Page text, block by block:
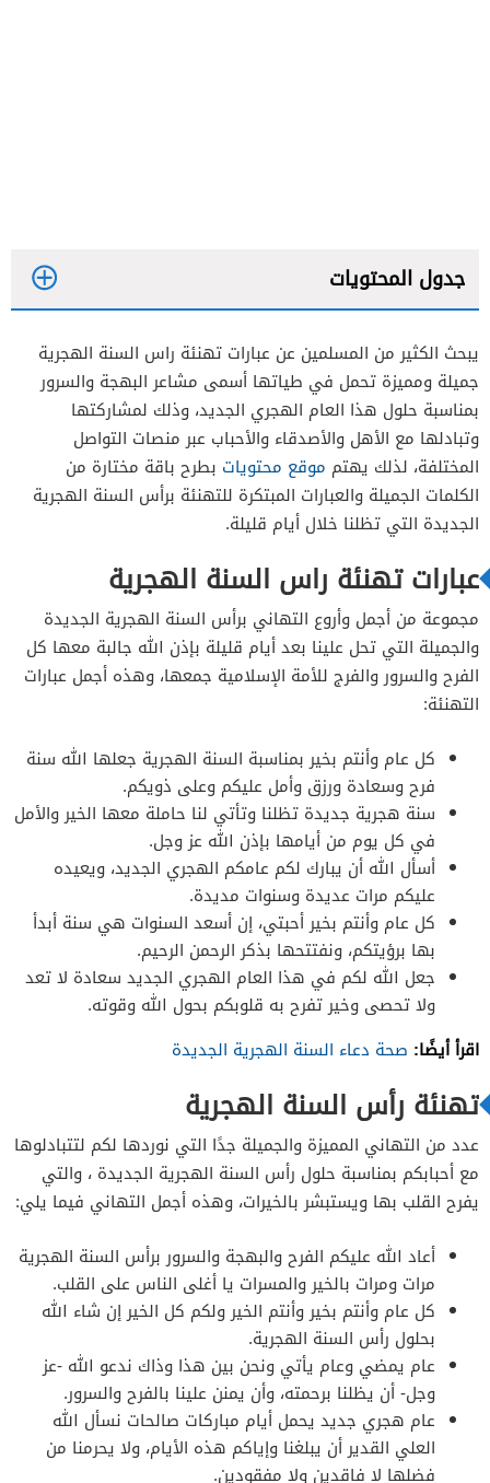
جدول المحتويات
يبحث الكثير من المسلمين عن عبارات تهنئة راس السنة الهجرية
جميلة ومميزة تحمل في طياتها أسمى مشاعر البهجة والسرور
بمناسبة حلول هذا العام الهجري الجديد، وذلك لمشاركتها
وتبادلها مع الأهل والأصدقاء والأحباب عبر منصات التواصل
المختلفة، لذلك يهتم موقع محتويات بطرح باقة مختارة من
الكلمات الجميلة والعبارات المبتكرة للتهنئة برأس السنة الهجرية
الجديدة التي تظلنا خلال أيام قليلة.
عبارات تهنئة راس السنة الهجرية
مجموعة من أجمل وأروع التهاني برأس السنة الهجرية الجديدة
والجميلة التي تحل علينا بعد أيام قليلة بإذن الله جالبة معها كل
الفرح والسرور والفرج للأمة الإسلامية جمعها، وهذه أجمل عبارات
التهنئة:
كل عام وأنتم بخير بمناسبة السنة الهجرية جعلها الله سنة
فرح وسعادة ورزق وأمل عليكم وعلى ذويكم.
سنة هجرية جديدة تظلنا وتأتي لنا حاملة معها الخير والأمل
في كل يوم من أيامها بإذن الله عز وجل.
أسأل الله أن يبارك لكم عامكم الهجري الجديد، ويعيده
عليكم مرات عديدة وسنوات مديدة.
كل عام وأنتم بخير أحبتي، إن أسعد السنوات هي سنة أبدأ
بها برؤيتكم، ونفتتحها بذكر الرحمن الرحيم.
جعل الله لكم في هذا العام الهجري الجديد سعادة لا تعد
ولا تحصى وخير تفرح به قلوبكم بحول الله وقوته.
اقرأ أيضًا: صحة دعاء السنة الهجرية الجديدة
تهنئة رأس السنة الهجرية
عدد من التهاني المميزة والجميلة جدًا التي نوردها لكم لتتبادلوها
مع أحبابكم بمناسبة حلول رأس السنة الهجرية الجديدة ، والتي
يفرح القلب بها ويستبشر بالخيرات، وهذه أجمل التهاني فيما يلي:
أعاد الله عليكم الفرح والبهجة والسرور برأس السنة الهجرية
مرات ومرات بالخير والمسرات يا أغلى الناس على القلب.
كل عام وأنتم بخير وأنتم الخير ولكم كل الخير إن شاء الله
بحلول رأس السنة الهجرية.
عام يمضي وعام يأتي ونحن بين هذا وذاك ندعو الله -عز
وجل- أن يظلنا برحمته، وأن يمنن علينا بالفرح والسرور.
عام هجري جديد يحمل أيام مباركات صالحات نسأل الله
العلي القدير أن يبلغنا وإياكم هذه الأيام، ولا يحرمنا من
فضلها لا فاقدين ولا مفقودين.